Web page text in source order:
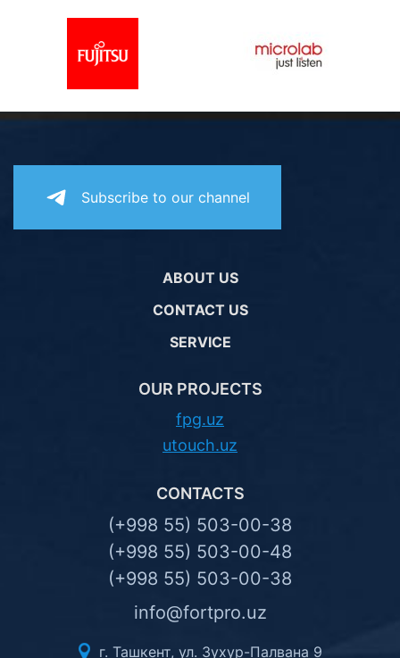
Subscribe to our channel
ABOUT US
CONTACT US
SERVICE
OUR PROJECTS
fpg.uz
utouch.uz
CONTACTS
(+998 55) 503-00-38
(+998 55) 503-00-48
(+998 55) 503-00-38
info@fortpro.uz
г. Ташкент, ул. Зухур-Палвана 9